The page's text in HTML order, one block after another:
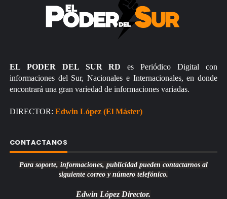
EL PODER DEL SUR RD es Periódico Digital con
informaciones del Sur, Nacionales e Internacionales, en donde
encontrará una gran variedad de informaciones variadas.
DIRECTOR: Edwin López (El Máster)
CONTACTANOS
Para soporte, informaciones, publicidad pueden contactarnos al
siguiente correo y número telefónico.
Edwin López Director.